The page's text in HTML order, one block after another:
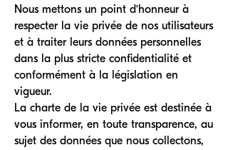
Nous mettons un point d’honneur à
respecter la vie privée de nos utilisateurs
et à traiter leurs données personnelles
dans la plus stricte confidentialité et
conformément à la législation en
vigueur.
La charte de la vie privée est destinée à
vous informer, en toute transparence, au
sujet des données que nous collectons,